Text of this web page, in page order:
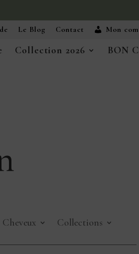
Le Blog Contact Mon
Collection 2026 BON
Collections